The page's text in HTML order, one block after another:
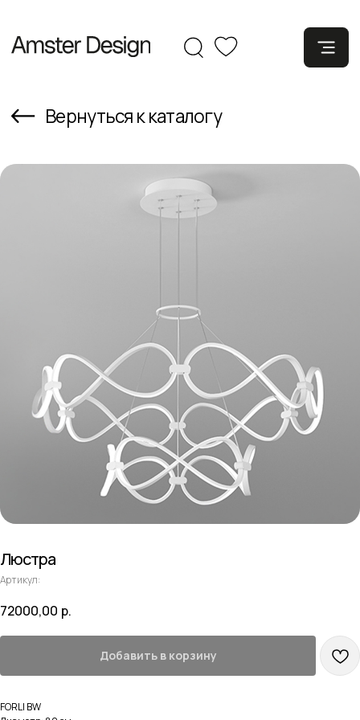
Люстра
Артикул:
72000,00 р.
Добавить в корзину
FORLI BW